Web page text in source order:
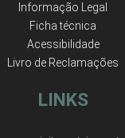
Informação Legal
Ficha técnica
Acessibilidade
Livro de Reclamações
LINKS